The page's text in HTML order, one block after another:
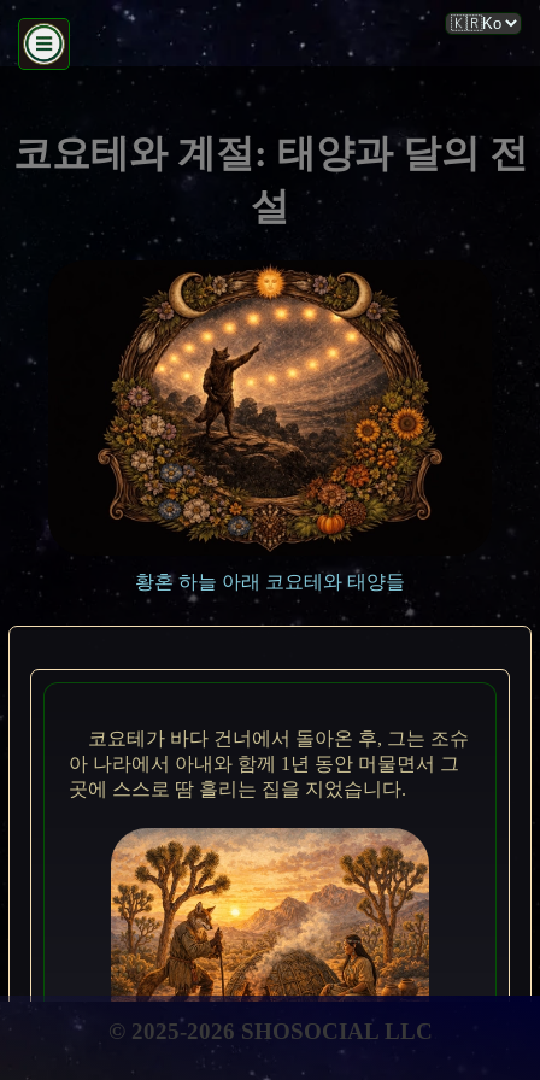
코요테와 계절: 태양과 달의 전
설
황혼 하늘 아래 코요테와 태양들
코요테가 바다 건너에서 돌아온 후, 그는 조슈
아 나라에서 아내와 함께 1년 동안 머물면서 그
곳에 스스로 땀 흘리는 집을 지었습니다.
땀 흘리는 오두막 옆의 코요테와 아내
© 2025-2026 SHOSOCIAL LLC